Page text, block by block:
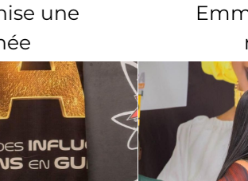
Emmanuelle Keita
masterclass en